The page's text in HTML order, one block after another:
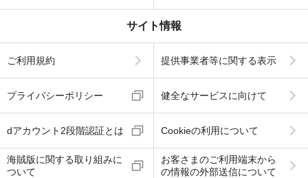
サイト情報
ご利用規約 提供事業者等に関する表示
プライバシーポリシー 健全なサービスに向けて
dアカウント2段階認証とは Cookieの利用について
海賊版に関する取り組みに
ついて
お客さまのご利用端末から
の情報の外部送信について